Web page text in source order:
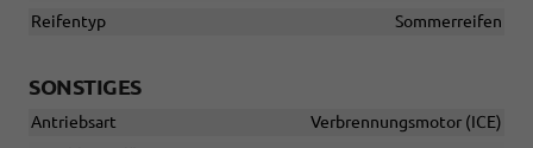
Reifentyp Sommerreifen
SONSTIGES
Antriebsart
Verbrennungsmotor (ICE)